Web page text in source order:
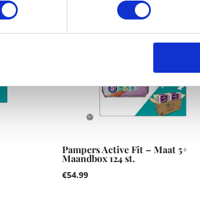
Pampers Active Fit – Maat 5+
Maandbox 124 st.
€54.99